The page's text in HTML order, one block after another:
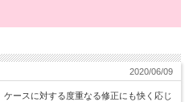
2020/06/09
ースに対する度重なる修正にも快く応じ